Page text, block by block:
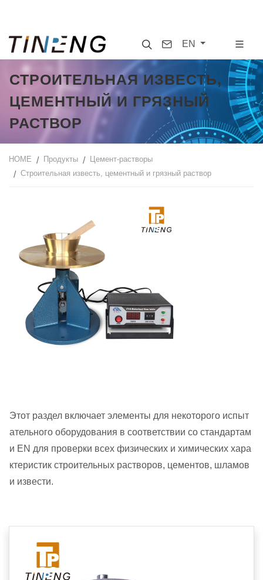
SearchContact
EN
СТРОИТЕЛЬНАЯ ИЗВЕСТЬ,
ЦЕМЕНТНЫЙ И ГРЯЗНЫЙ
РАСТВОР
HOME Продукты
Цемент-растворы
Строительная известь, цементный и грязный раствор
Этот раздел включает элементы для некоторого испыт
ательного оборудования в соответствии со стандартам
и EN для проверки всех физических и химических хара
ктеристик строительных растворов, цементов, шламов
и извести.